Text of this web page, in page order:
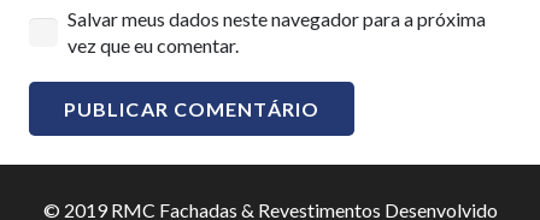
Salvar meus dados neste navegador para a próxima
vez que eu comentar.
PUBLICAR COMENTÁRIO
© 2019 RMC Fachadas & Revestimentos Desenvolvido